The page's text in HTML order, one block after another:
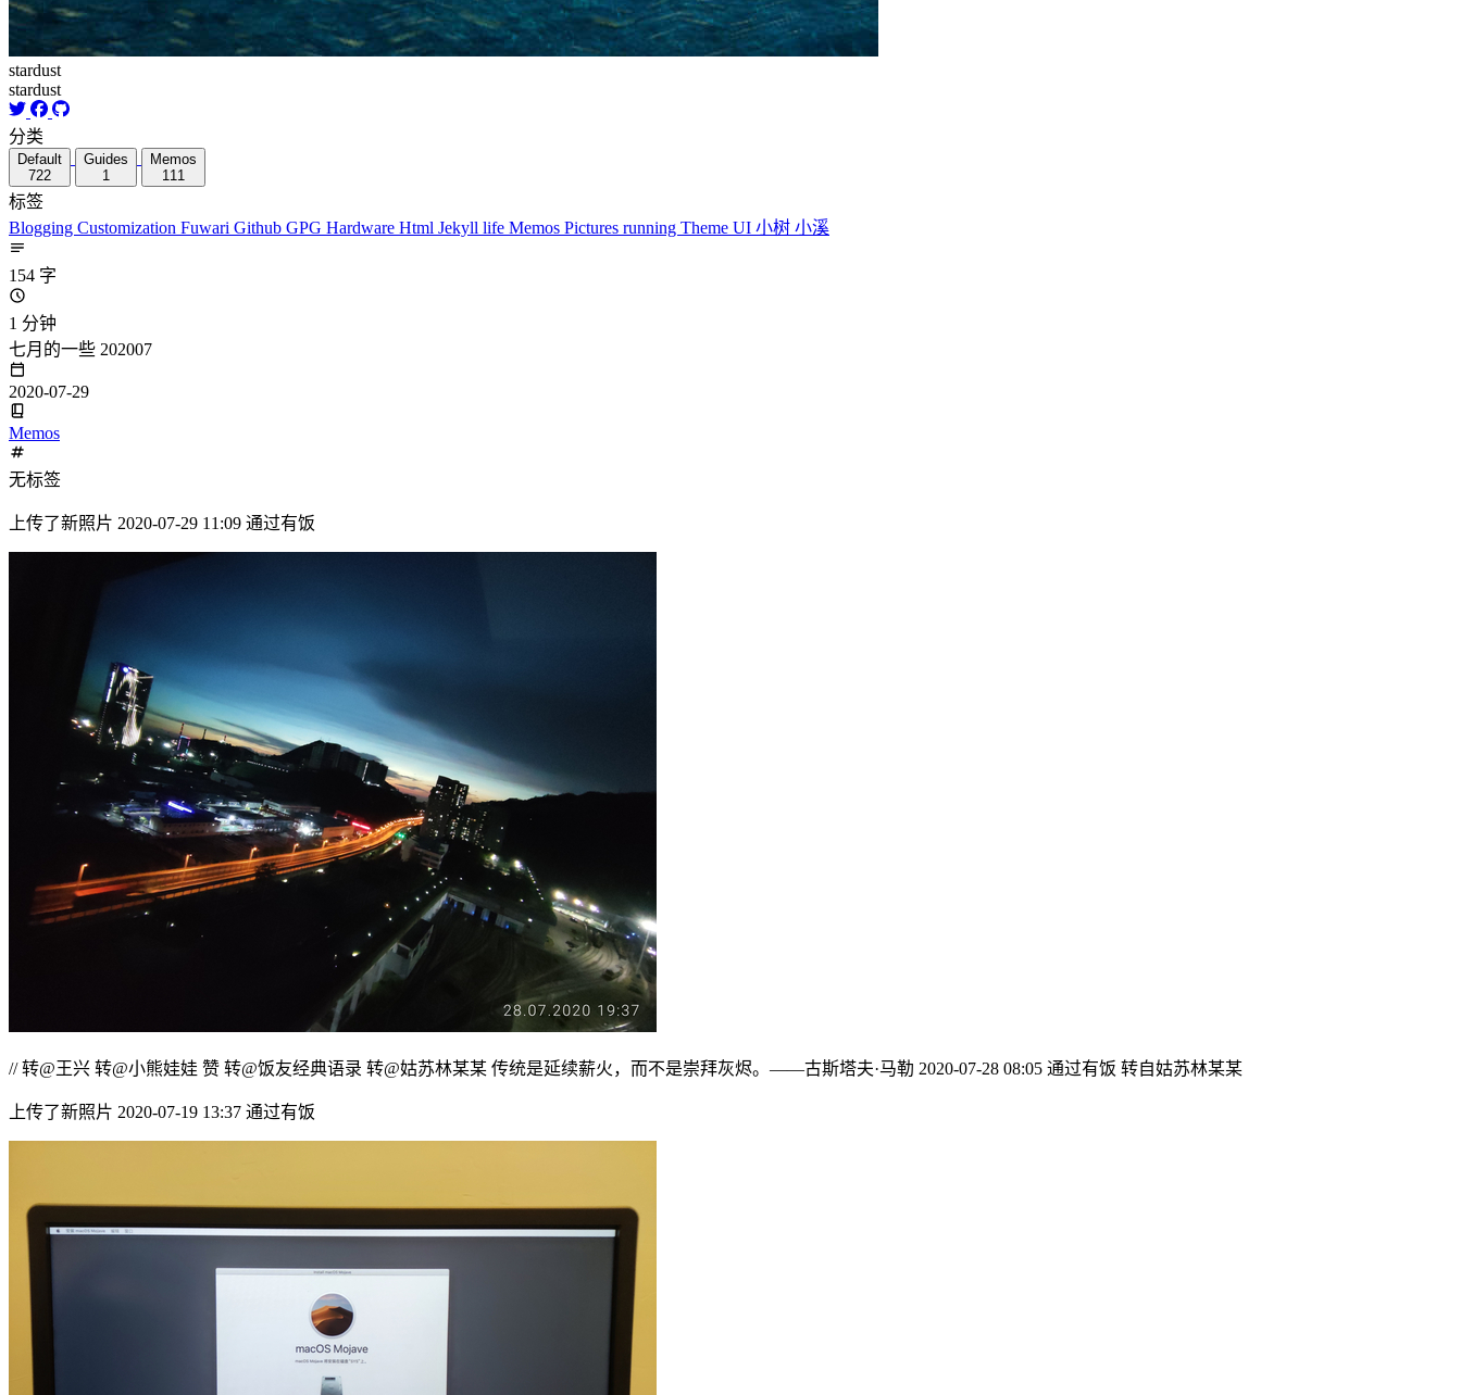
stardust
stardust
分类
Default
722
Guides
1
Memos
111
标签
Blogging Customization Fuwari Github GPG Hardware Html Jekyll life Memos Pictures running Theme UI 小树 小溪
154 字
1 分钟
七月的一些 202007
2020-07-29
Memos
无标签
上传了新照片 2020-07-29 11:09 通过有饭
// 转@王兴 转@小熊娃娃 赞 转@饭友经典语录 转@姑苏林某某 传统是延续薪火，而不是崇拜灰烬。——古斯塔夫·马勒 2020-07-28 08:05 通过有饭 转自姑苏林某某
上传了新照片 2020-07-19 13:37 通过有饭